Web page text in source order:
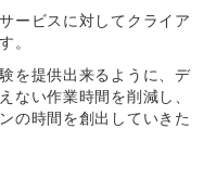
ービスに対してクライア
。
を提供出来るように、デ
ない作業時間を削減し、
の時間を創出していきた